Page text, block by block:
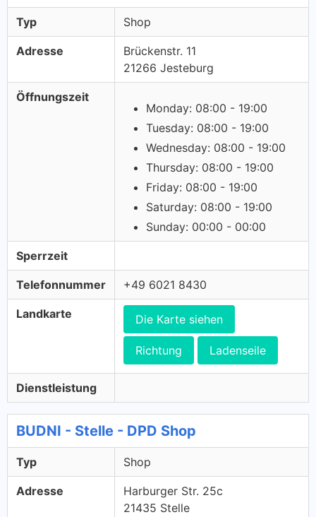
Typ Shop
Adresse
Brückenstr. 11
21266 Jesteburg
Öffnungszeit
Monday: 08:00 - 19:00
Tuesday: 08:00 - 19:00
Wednesday: 08:00 - 19:00
Thursday: 08:00 - 19:00
Friday: 08:00 - 19:00
Saturday: 08:00 - 19:00
Sunday: 00:00 - 00:00
Sperrzeit
Telefonnummer +49 6021 8430
Landkarte Die Karte siehen
Richtung Ladenseile
Dienstleistung
BUDNI - Stelle - DPD Shop
Typ Shop
Adresse
Harburger Str. 25c
21435 Stelle